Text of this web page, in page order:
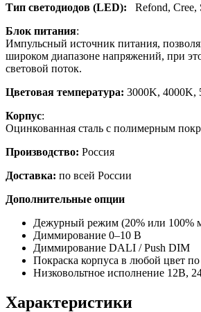
Тип светодиодов (LED): Refond, Cree,
Блок питания:
Импульсный источник питания,
широком диапазоне напряжений, при
световой поток.
Цветовая температура: 3000K, 4000K,
Корпус:
Оцинкованная сталь с полимерным
Производство: Россия
Доставка: по всей России
Дополнительные опции
Дежурный режим (20% или 100%
Диммирование 0–10 В
Диммирование DALI / Push DIM
Покраска корпуса в любой цвет
Низковольтное исполнение 12В,
Характеристики